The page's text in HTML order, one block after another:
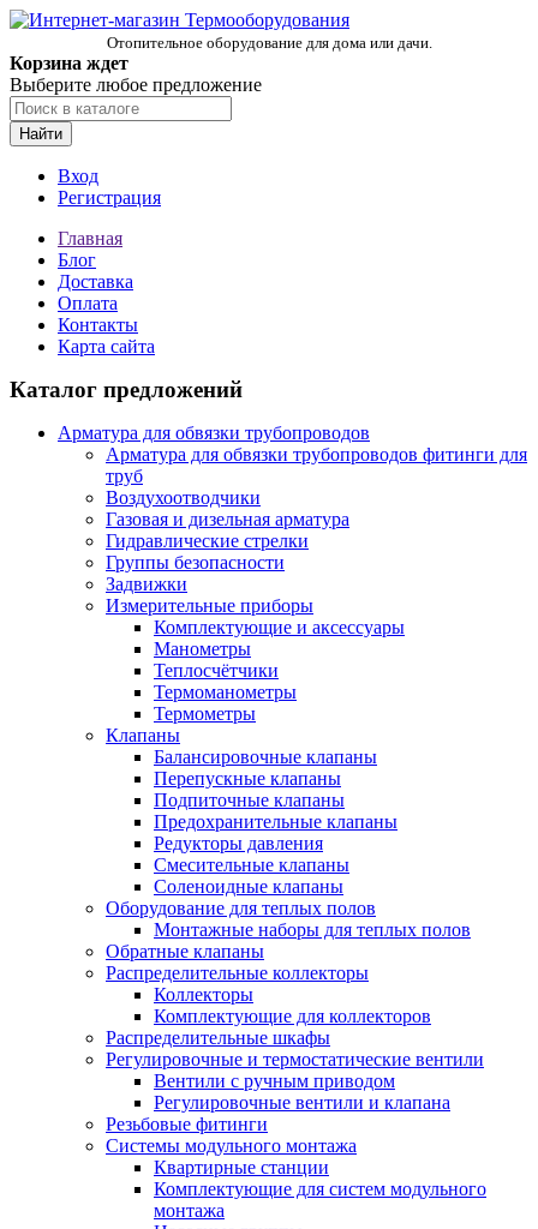
Отопительное оборудование для дома или дачи.
Корзина ждет
Выберите любое предложение
Найти
Вход
Регистрация
Главная
Блог
Доставка
Оплата
Контакты
Карта сайта
Каталог предложений
Арматура для обвязки трубопроводов
Арматура для обвязки трубопроводов фитинги для
труб
Воздухоотводчики
Газовая и дизельная арматура
Гидравлические стрелки
Группы безопасности
Задвижки
Измерительные приборы
Комплектующие и аксессуары
Манометры
Теплосчётчики
Термоманометры
Термометры
Клапаны
Балансировочные клапаны
Перепускные клапаны
Подпиточные клапаны
Предохранительные клапаны
Редукторы давления
Смесительные клапаны
Соленоидные клапаны
Оборудование для теплых полов
Монтажные наборы для теплых полов
Обратные клапаны
Распределительные коллекторы
Коллекторы
Комплектующие для коллекторов
Распределительные шкафы
Регулировочные и термостатические вентили
Вентили с ручным приводом
Регулировочные вентили и клапана
Резьбовые фитинги
Системы модульного монтажа
Квартирные станции
Комплектующие для систем модульного
монтажа